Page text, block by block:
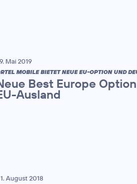
Mai 2019
MOBILE BIETET NEUE EU-OPTION UND
Best Europe
Ausland
August 2018